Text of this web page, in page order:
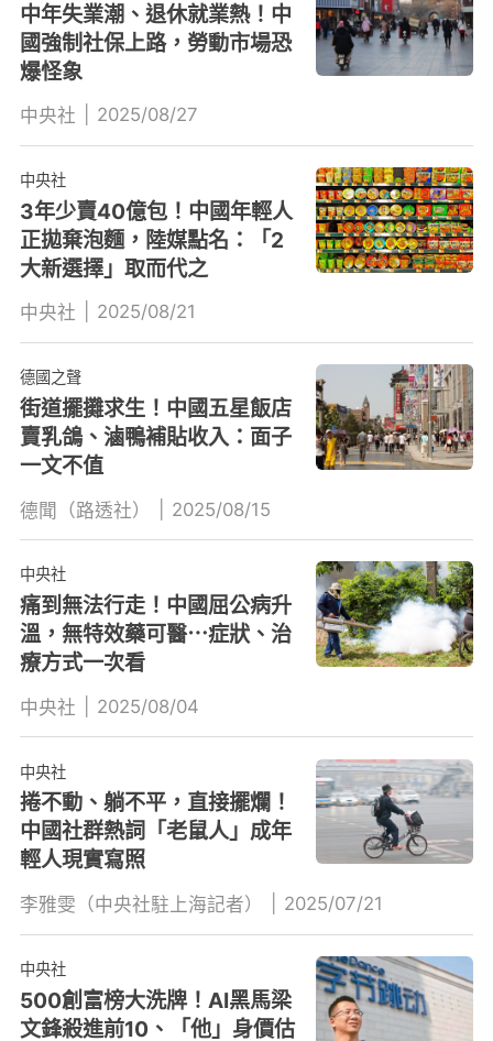
中年失業潮、退休就業熱！中
國強制社保上路，勞動市場恐
爆怪象
中央社 2025/08/27
中央社
3年少賣40億包！中國年輕人
正拋棄泡麵，陸媒點名：「2
大新選擇」取而代之
中央社 2025/08/21
德國之聲
街道擺攤求生！中國五星飯店
賣乳鴿、滷鴨補貼收入：面子
一文不值
德聞（路透社） 2025/08/15
中央社
痛到無法行走！中國屈公病升
溫，無特效藥可醫⋯症狀、治
療方式一次看
中央社 2025/08/04
中央社
捲不動、躺不平，直接擺爛！
中國社群熱詞「老鼠人」成年
輕人現實寫照
李雅雯（中央社駐上海記者） 2025/07/21
中央社
500創富榜大洗牌！AI黑馬梁
文鋒殺進前10、「他」身價估